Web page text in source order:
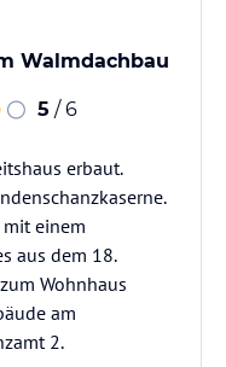
Walmdachbau
5 / 6
erbaut.
mit einem
aus dem 18.
Wohnhaus
am
2.